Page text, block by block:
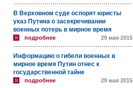
В Верховном суде оспорят юристы
указ Путина о засекречивании
военных потерь в мирное время
подробнее 29 мая 2015
Информацию о гибели военных в
мирное время Путин отнес к
государственной тайне
подробнее 29 мая 2015